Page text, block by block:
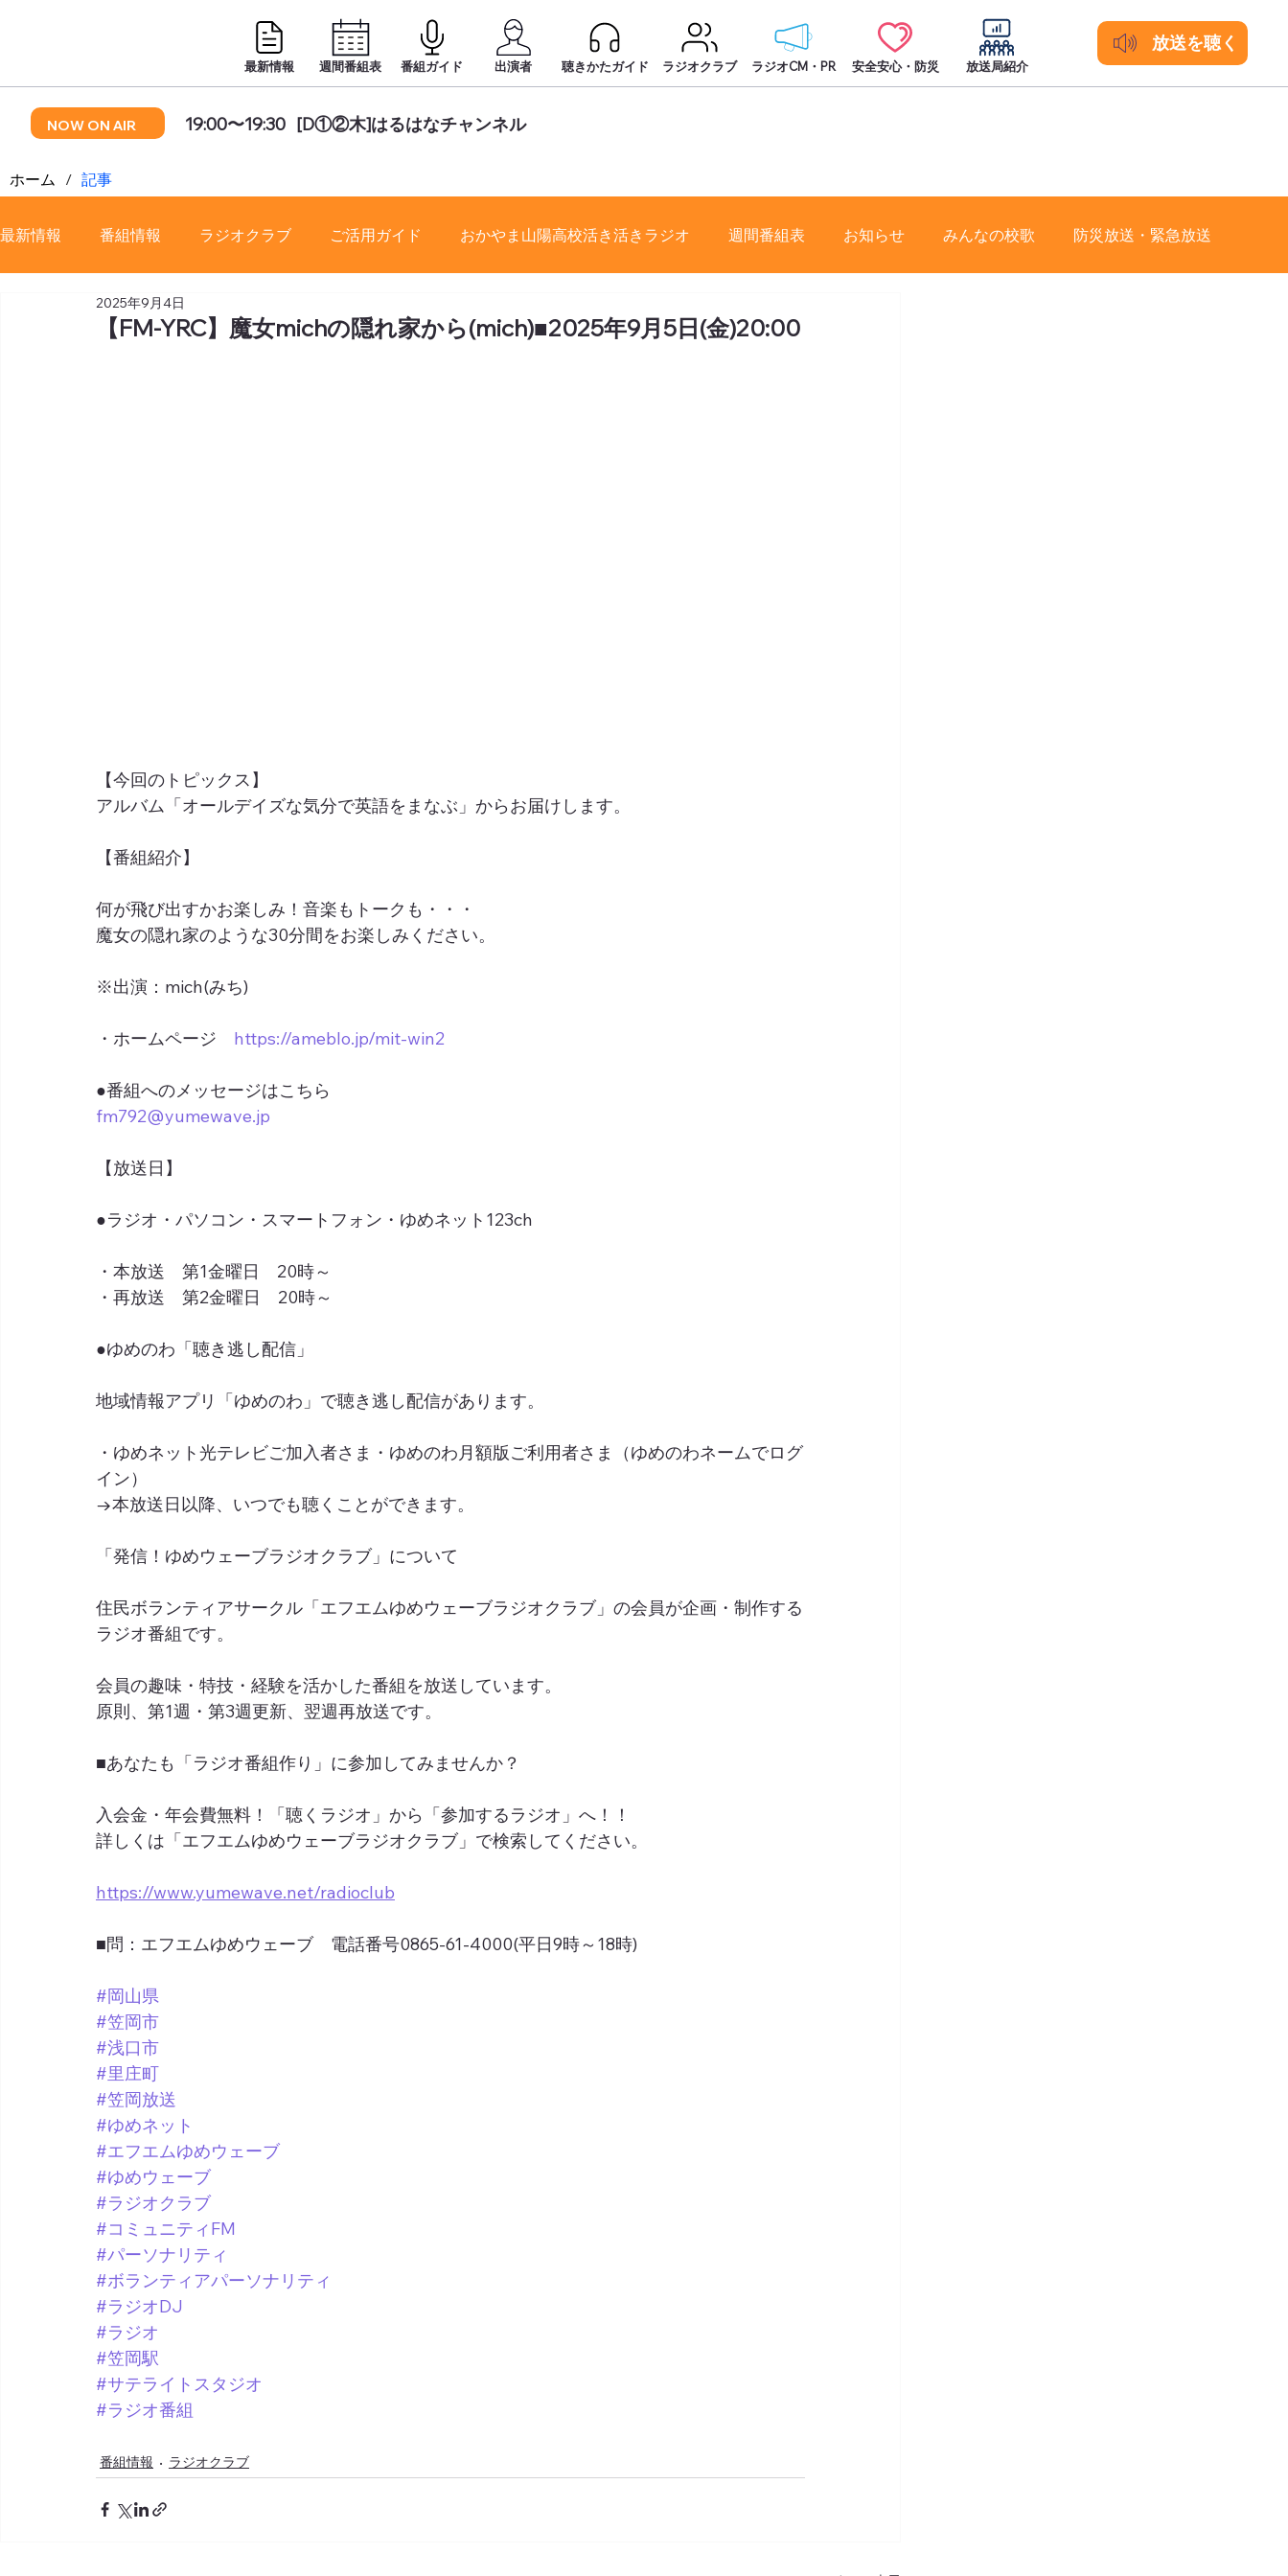
ホーム / 記事
NOW ON AIR 19:00〜19:30 [D①②木]はるはなチャンネル
最新情報 週間番組表 番組ガイド 出演者 聴きかたガイド ラジオクラブ ラジオCM・PR 安全安心・防災 放送局紹介
放送を聴く
最新情報 番組情報 ラジオクラブ ご活用ガイド おかやま山陽高校活き活きラジオ 週間番組表 お知らせ みんなの校歌 防災放送・緊急放送
番組審議会
【FM-YRC】魔女michの隠れ家から(mich)■2025年9月5日(金)20:00
2025年9月4日
【今回のトピックス】
アルバム「オールデイズな気分で英語をまなぶ」からお届けします。
【番組紹介】
何が飛び出すかお楽しみ！音楽もトークも・・・
魔女の隠れ家のような30分間をお楽しみください。
※出演：mich(みち)
・ホームページ https://ameblo.jp/mit-win2
●番組へのメッセージはこちら
fm792@yumewave.jp
【放送日】
●ラジオ・パソコン・スマートフォン・ゆめネット123ch
・本放送　第1金曜日　20時～
・再放送　第2金曜日　20時～
●ゆめのわ「聴き逃し配信」
地域情報アプリ「ゆめのわ」で聴き逃し配信があります。
・ゆめネット光テレビご加入者さま・ゆめのわ月額版ご利用者さま（ゆめのわネームでログ
イン）
→本放送日以降、いつでも聴くことができます。
「発信！ゆめウェーブラジオクラブ」について
住民ボランティアサークル「エフエムゆめウェーブラジオクラブ」の会員が企画・制作する
ラジオ番組です。
会員の趣味・特技・経験を活かした番組を放送しています。
原則、第1週・第3週更新、翌週再放送です。
■あなたも「ラジオ番組作り」に参加してみませんか？
入会金・年会費無料！「聴くラジオ」から「参加するラジオ」へ！！
詳しくは「エフエムゆめウェーブラジオクラブ」で検索してください。
https://www.yumewave.net/radioclub
■問：エフエムゆめウェーブ　電話番号0865-61-4000(平日9時～18時)
#岡山県
#笠岡市
#浅口市
#里庄町
#笠岡放送
#ゆめネット
#エフエムゆめウェーブ
#ゆめウェーブ
#ラジオクラブ
#コミュニティFM
#パーソナリティ
#ボランティアパーソナリティ
#ラジオDJ
#ラジオ
#笠岡駅
#サテライトスタジオ
#ラジオ番組
番組情報 ラジオクラブ